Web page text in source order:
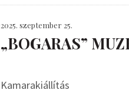
2025. szeptember 25.
„BOGARAS”
Kamarakiállítás